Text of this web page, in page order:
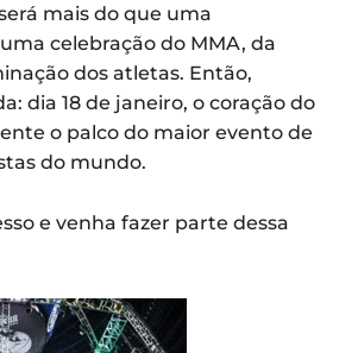
mais do que uma
celebração do MMA, da
dos atletas. Então,
dia 18 de janeiro, o coração do
o palco do maior evento de
do mundo.
e venha fazer parte dessa